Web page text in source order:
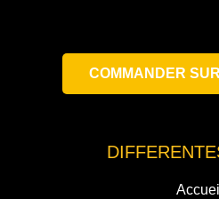
COMMANDER
Accueil